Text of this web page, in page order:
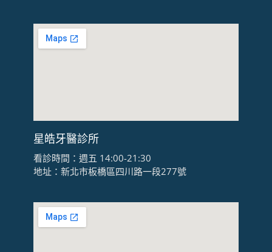
星皓牙醫診所
看診時間：週五 14:00-21:30
地址：新北市板橋區四川路一段277號